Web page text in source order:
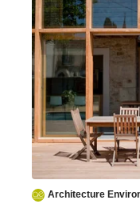
Architecture